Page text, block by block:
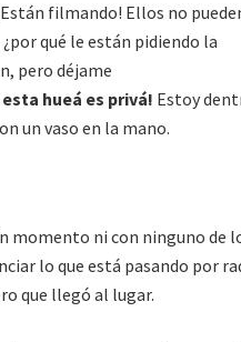
filmando! Ellos no
qué le están pidiendo la
pero déjame
hueá es privá! Estoy
un vaso en la mano.
momento ni con ninguno de
lo que está pasando por
que llegó al lugar.